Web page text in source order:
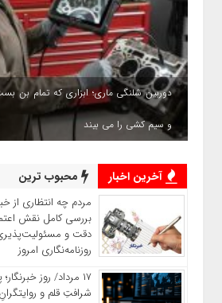
دوربین شلنگی ماری؛ ابزاری که تمام بن
و سیم کشی را می بیند
آخرین اخبار محبوب ترین
مردم چه انتظاری از
بررسی کامل نقش
دقت و
روزنامه‌نگاری امروز
۱۷ مرداد/ روز
شرافتِ قلم و